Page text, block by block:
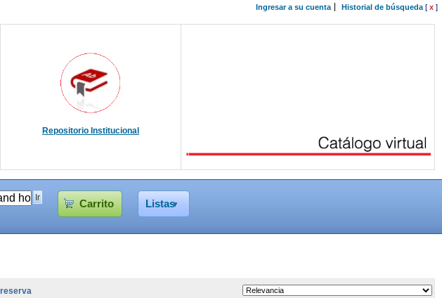
Ingresar a su cuenta Historial de búsqueda[ x ]
Repositorio Institucional
Carrito Listas